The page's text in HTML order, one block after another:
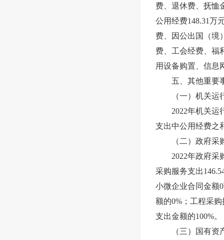
费、退休费、抚恤
公用经费148.31万
费、因公出国（境
费、工会经费、福
用设备购置、信息
五、其他重要
（一）机关运
2022年机关运行
支出中公用经费之
（二）政府采
2022年政府采购
采购服务支出
小微企业合同金额
额的0%；工程采
支出金额的100%。
（三）国有资